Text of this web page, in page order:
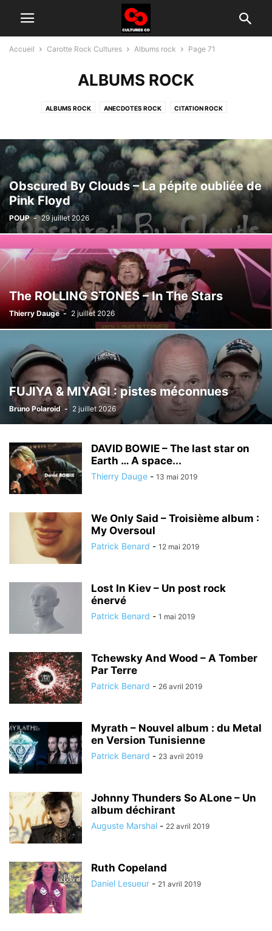
Accueil Carotte Rock Cultures Albums rock Page 71
ALBUMS ROCK
ALBUMS ROCK ANECDOTES ROCK CITATION ROCK
TÉLÉ ROCK
Obscured By Clouds – La pépite oubliée de
Pink Floyd
POUP - 29 juillet 2026
The ROLLING STONES – In The Stars
Thierry Dauge - 2 juillet 2026
FUJIYA & MIYAGI : pistes méconnues
Bruno Polaroid - 2 juillet 2026
DAVID BOWIE – The last star on
Earth … A space...
Thierry Dauge - 13 mai 2019
We Only Said – Troisième album :
My Oversoul
Patrick Benard - 12 mai 2019
Lost In Kiev – Un post rock
énervé
Patrick Benard - 1 mai 2019
Tchewsky And Wood – A Tomber
Par Terre
Patrick Benard - 26 avril 2019
Myrath – Nouvel album : du Metal
en Version Tunisienne
Patrick Benard - 23 avril 2019
Johnny Thunders So ALone – Un
album déchirant
Auguste Marshal - 22 avril 2019
Ruth Copeland
Daniel Lesueur - 21 avril 2019